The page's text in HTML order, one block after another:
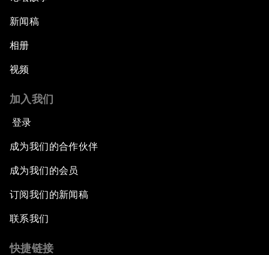
新闻稿
相册
视频
加入我们
登录
成为我们的合作伙伴
成为我们的会员
订阅我们的新闻稿
联系我们
快捷链接